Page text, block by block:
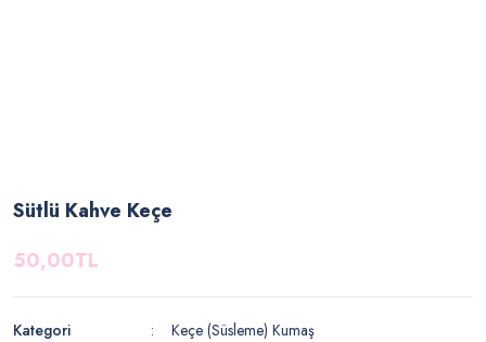
Sütlü Kahve Keçe
50,00TL
Kategori
Keçe (Süsleme) Kumaş